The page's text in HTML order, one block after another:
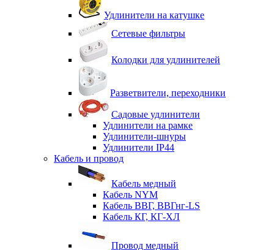
Удлинители на катушке
Сетевые фильтры
Колодки для удлинителей
Разветвители, переходники
Садовые удлинители
Удлинители на рамке
Удлинители-шнуры
Удлинители IP44
Кабель и провод
Кабель медный
Кабель NYM
Кабель ВВГ, ВВГнг-LS
Кабель КГ, КГ-ХЛ
Провод медный